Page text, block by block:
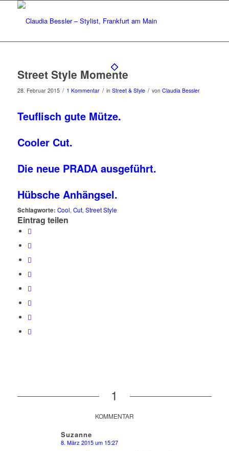
Street Style Momente
28. Februar 2015 / 1 Kommentar / in Street & Style / von Claudia Bessler
Teuflisch gute Mütze.
Cooler Cut.
Die neue PRADA ausgeführt.
Hübsche Anhängsel.
Schlagworte: Cool, Cut, Street Style
Eintrag teilen
1
KOMMENTAR
Suzanne
sagte:
8. März 2015 um 15:27